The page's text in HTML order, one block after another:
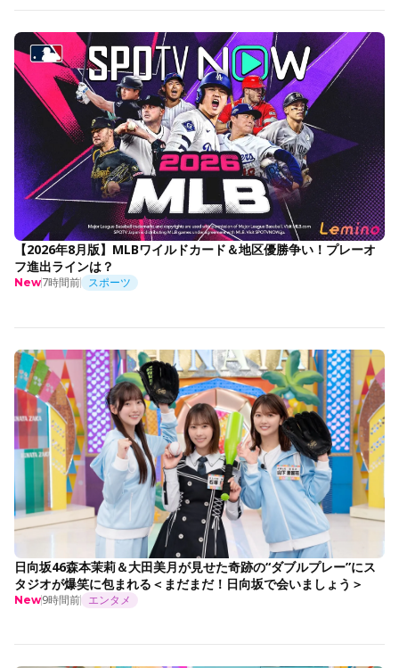
【2026年8月版】MLBワイルドカード＆地区優勝争い！プレーオ
フ進出ラインは？
New7時間前 スポーツ
日向坂46森本茉莉＆大田美月が見せた奇跡の“ダブルプレー”にス
タジオが爆笑に包まれる＜まだまだ！日向坂で会いましょう＞
New9時間前 エンタメ